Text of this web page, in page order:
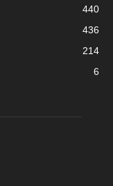
440
436
214
6